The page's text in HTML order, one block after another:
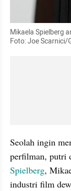
Mikaela Spielberg
Foto: Joe Scarnici/
Seolah ingin
perfilman, putri
Spielberg,
industri film